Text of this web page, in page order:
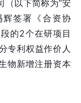
（以下简称为“安
辉签署《合资协
的2个在研项目
专利权益作价人
物新增注册资本